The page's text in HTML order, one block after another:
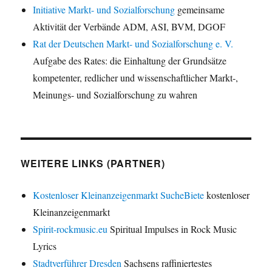
Initiative Markt- und Sozialforschung gemeinsame
Aktivität der Verbände ADM, ASI, BVM, DGOF
Rat der Deutschen Markt- und Sozialforschung e. V.
Aufgabe des Rates: die Einhaltung der Grundsätze
kompetenter, redlicher und wissenschaftlicher Markt-,
Meinungs- und Sozialforschung zu wahren
WEITERE LINKS (PARTNER)
Kostenloser Kleinanzeigenmarkt SucheBietekostenloser
Kleinanzeigenmarkt
Spirit-rockmusic.euSpiritual Impulses in Rock Music
Lyrics
Stadtverführer DresdenSachsens raffiniertestes